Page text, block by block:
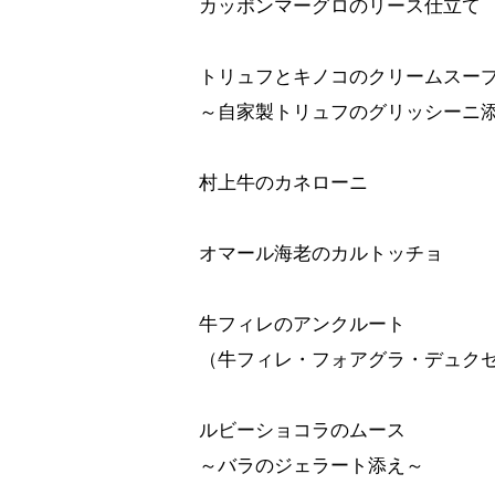
カッポンマーグロのリース仕立て
トリュフとキノコのクリームスー
～自家製トリュフのグリッシーニ
村上牛のカネローニ
オマール海老のカルトッチョ
牛フィレのアンクルート
（牛フィレ・フォアグラ・デュク
ルビーショコラのムース
～バラのジェラート添え～